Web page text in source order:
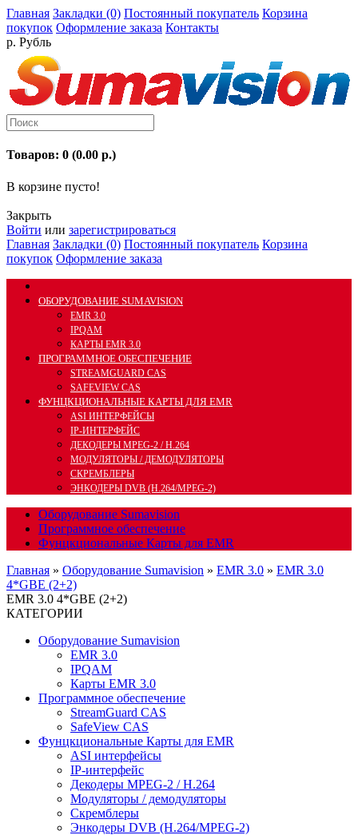
Главная Закладки (0) Постоянный покупатель Корзина
покупок Оформление заказа Контакты
р. Рубль
Товаров: 0 (0.00 р.)
В корзине пусто!
Закрыть
Войти или зарегистрироваться
Главная Закладки (0) Постоянный покупатель Корзина
покупок Оформление заказа
ОБОРУДОВАНИЕ SUMAVISION
EMR 3.0
IPQAM
КАРТЫ EMR 3.0
ПРОГРАММНОЕ ОБЕСПЕЧЕНИЕ
STREAMGUARD CAS
SAFEVIEW CAS
ФУНЦКЦИОНАЛЬНЫЕ КАРТЫ ДЛЯ EMR
ASI ИНТЕРФЕЙСЫ
IP-ИНТЕРФЕЙС
ДЕКОДЕРЫ MPEG-2 / H.264
МОДУЛЯТОРЫ / ДЕМОДУЛЯТОРЫ
СКРЕМБЛЕРЫ
ЭНКОДЕРЫ DVB (H.264/MPEG-2)
Оборудование Sumavision
Программное обеспечение
Фунцкциональные Карты для EMR
Главная » Оборудование Sumavision » EMR 3.0 » EMR 3.0
4*GBE (2+2)
EMR 3.0 4*GBE (2+2)
КАТЕГОРИИ
Оборудование Sumavision
EMR 3.0
IPQAM
Карты EMR 3.0
Программное обеспечение
StreamGuard CAS
SafeView CAS
Фунцкциональные Карты для EMR
ASI интерфейсы
IP-интерфейс
Декодеры MPEG-2 / H.264
Модуляторы / демодуляторы
Скремблеры
Энкодеры DVB (H.264/MPEG-2)